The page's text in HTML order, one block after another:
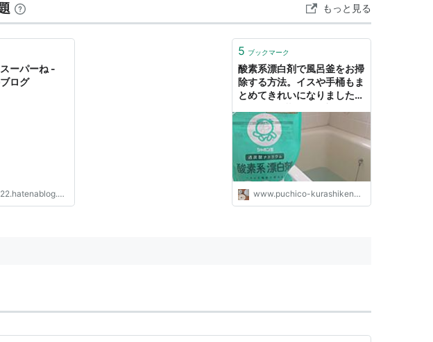
もっと見る
ーパーね -
ログ
5 ブックマーク
酸素系漂白剤で風呂釜をお掃
除する方法。イスや手桶もま
とめてきれいになりました。
www.puchico-kurashikenkyu.work